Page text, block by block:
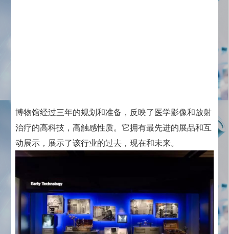
博物馆经过三年的规划和准备，反映了医学影像和放射
治疗的高科技，高触感性质。它拥有最先进的展品和互
动展示，展示了该行业的过去，现在和未来。